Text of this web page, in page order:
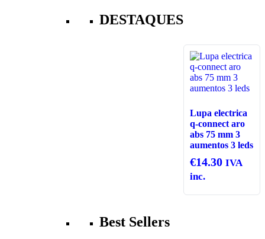
DESTAQUES
Lupa electrica
q-connect aro
abs 75 mm 3
aumentos 3 leds
€14.30 IVA
inc.
Best Sellers